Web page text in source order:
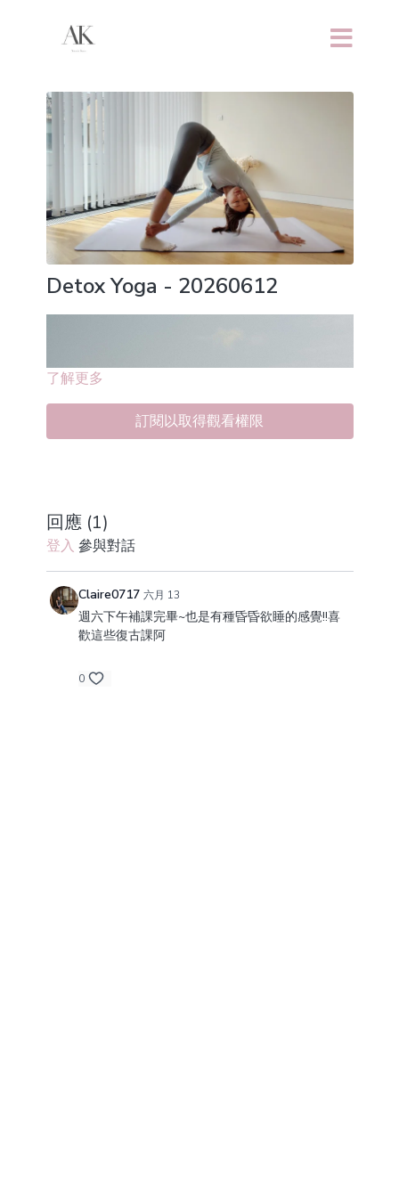
Detox Yoga - 20260612
了解更多
訂閱以取得觀看權限
回應 (1)
登入 參與對話
Claire0717 六月 13
週六下午補課完畢~也是有種昏昏欲睡的感覺!!喜
歡這些復古課阿
0